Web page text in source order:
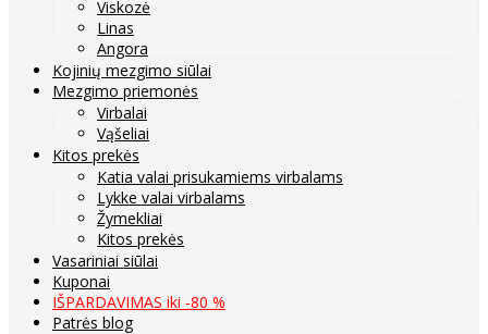
Viskozė
Linas
Angora
Kojinių mezgimo siūlai
Mezgimo priemonės
Virbalai
Vąšeliai
Kitos prekės
Katia valai prisukamiems virbalams
Lykke valai virbalams
Žymekliai
Kitos prekės
Vasariniai siūlai
Kuponai
IŠPARDAVIMAS iki -80 %
Patrės blog